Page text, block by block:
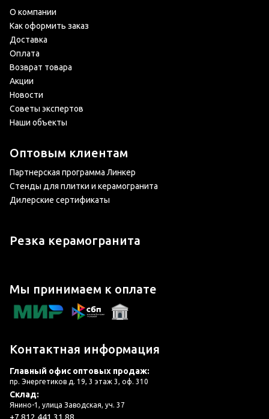
О компании
Как оформить заказ
Доставка
Оплата
Возврат товара
Акции
Новости
Советы экспертов
Наши объекты
Оптовым клиентам
Партнерская программа Линкер
Стенды для плитки и керамогранита
Дилерские сертификаты
Резка керамогранита
Мы принимаем к оплате
Контактная информация
Главный офис оптовых продаж:
пр. Энергетиков д. 19, 3 этаж 3, оф. 310
Склад:
Янино-1, улица Заводская, уч. 37